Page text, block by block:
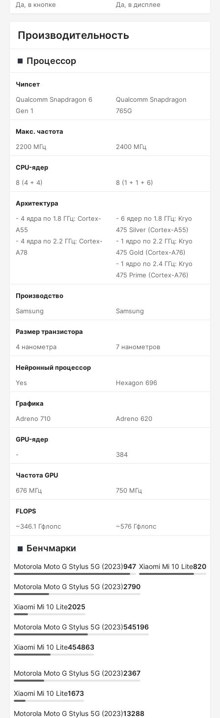
Да, в кнопке Да, в дисплее
Производительность
Процессор
Чипсет
Qualcomm Snapdragon 6
Gen 1
Qualcomm Snapdragon
765G
Макс. частота
2200 МГц
2400 МГц
CPU-ядер
8 (4 + 4)
8 (1 + 1 + 6)
Архитектура
- 4 ядра по 1.8 ГГц: Cortex-
A55
- 4 ядра по 2.2 ГГц: Cortex-
A78
- 6 ядер по 1.8 ГГц: Kryo
475 Silver (Cortex-A55)
- 1 ядро по 2.2 ГГц: Kryo
475 Gold (Cortex-A76)
- 1 ядро по 2.4 ГГц: Kryo
475 Prime (Cortex-A76)
Производство
Samsung
Samsung
Размер транзистора
4 нанометра
7 нанометров
Нейронный процессор
Yes
Hexagon 696
Графика
Adreno 710
Adreno 620
GPU-ядер
-
384
Частота GPU
676 МГц
750 МГц
FLOPS
~346.1 Гфлопс
~576 Гфлопс
Бенчмарки
Motorola Moto G Stylus 5G (2023)947 Xiaomi Mi 10 Lite820
Motorola Moto G Stylus 5G (2023)2790
Xiaomi Mi 10 Lite2025
Motorola Moto G Stylus 5G (2023)545196
Xiaomi Mi 10 Lite454863
Motorola Moto G Stylus 5G (2023)2367
Xiaomi Mi 10 Lite1673
Motorola Moto G Stylus 5G (2023)13288